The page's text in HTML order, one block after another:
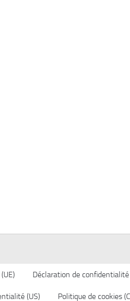
Déclaration de confidentialité
(US) Politique de cookies